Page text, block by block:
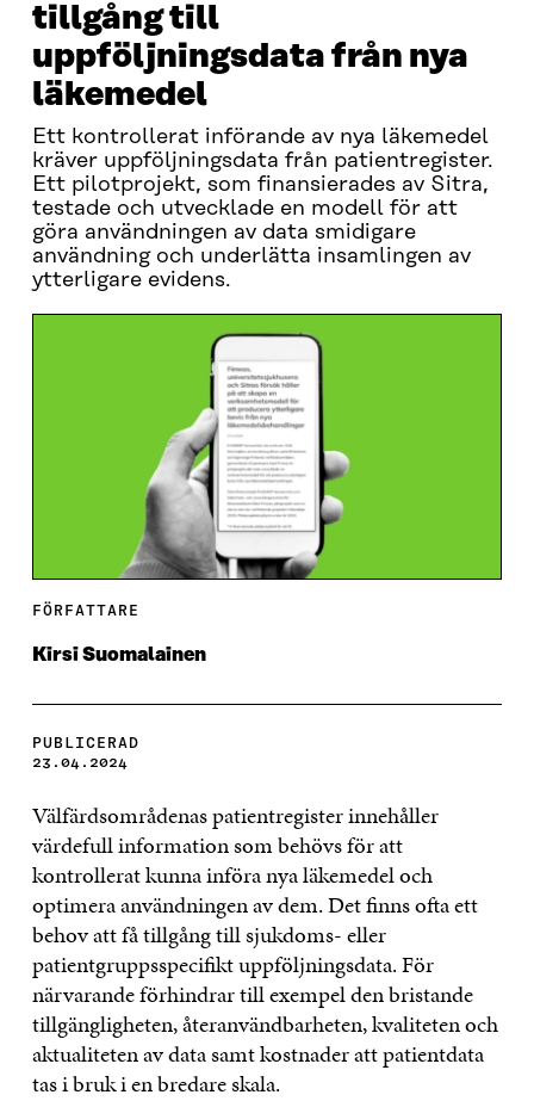
tillgång till
uppföljningsdata från nya
läkemedel
Ett kontrollerat införande av nya läkemedel
kräver uppföljningsdata från patientregister.
Ett pilotprojekt, som finansierades av Sitra,
testade och utvecklade en modell för att
göra användningen av data smidigare
användning och underlätta insamlingen av
ytterligare evidens.
FÖRFATTARE
Kirsi Suomalainen
PUBLICERAD
23.04.2024
Välfärdsområdenas patientregister innehåller
värdefull information som behövs för att
kontrollerat kunna införa nya läkemedel och
optimera användningen av dem. Det finns ofta ett
behov att få tillgång till sjukdoms- eller
patientgruppsspecifikt uppföljningsdata. För
närvarande förhindrar till exempel den bristande
tillgängligheten, återanvändbarheten, kvaliteten och
aktualiteten av data samt kostnader att patientdata
tas i bruk i en bredare skala.